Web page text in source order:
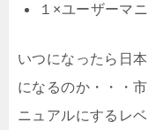
１×ユーザーマ
いつになったら日
になるのか・・・
ニュアルにするレ